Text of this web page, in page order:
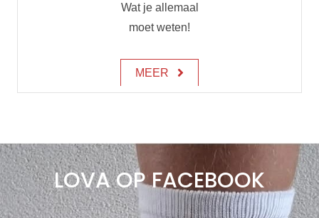
Wat je allemaal
moet weten!
MEER
LOVA OP FACEBOOK